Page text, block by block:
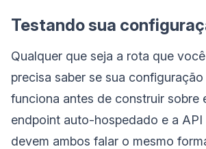
Testando sua
Qualquer que seja a rota que
precisa saber se sua
funciona antes de construir sobre
endpoint auto-hospedado e a API
devem ambos falar o mesmo